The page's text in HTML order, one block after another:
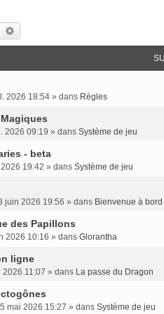
Rechercher
2026 18:54 » dans Règles
2026 09:19 » dans Système de jeu
- beta
19:42 » dans Système de jeu
juin 2026 19:56 » dans Bienvenue à bord
des Papillons
2026 10:16 » dans Glorantha
ligne
11:07 » dans La passe du Dragon
mai 2026 15:27 » dans Système de jeu